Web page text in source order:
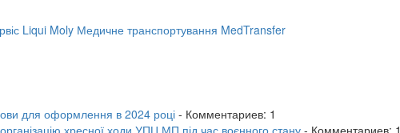
Liqui Moly Медичне транспортування MedTransfer
для оформлення в 2024 році - Комментариев: 1
хресної ходи УПЦ МП під час воєнного стану - Комментариев: 1